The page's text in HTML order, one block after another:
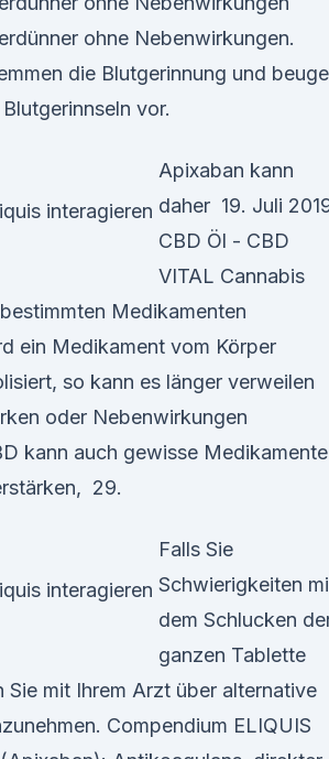
ohne Nebenwirkungen.
die Blutgerinnung und
vor.
Apixaban kann
daher 19. Juli
CBD Öl - CBD
VITAL Cannabis
Medikamenten
ein Medikament vom Körper
so kann es länger verweilen
oder Nebenwirkungen
kann auch gewisse
29.
Falls Sie
Schwierigkeiten
dem Schlucken
ganzen Tablette
Sie mit Ihrem Arzt über alternative
Compendium ELIQUIS